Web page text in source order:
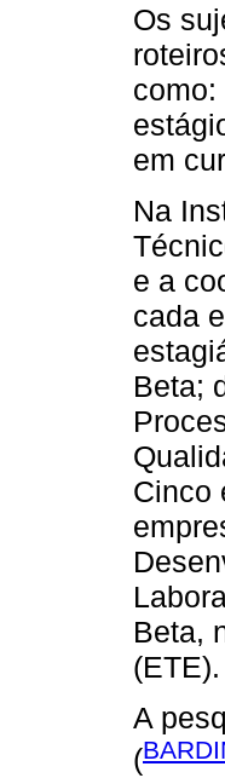
Os
em
Na
e a
cada
Beta;
Cinco
Beta,
(ETE).
A
(